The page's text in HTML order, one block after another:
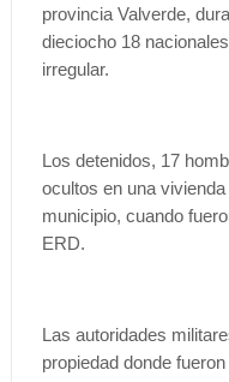
provincia Valverde,
dieciocho 18
irregular.
Los detenidos, 17
ocultos en una
municipio, cuando
ERD.
Las autoridades
propiedad donde